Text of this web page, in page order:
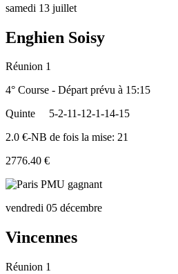
samedi 13 juillet
Enghien Soisy
Réunion 1
4° Course - Départ prévu à 15:15
Quinte
5-2-11-12-1-14-15
2.0 €-NB de fois la mise: 21
2776.40 €
vendredi 05 décembre
Vincennes
Réunion 1